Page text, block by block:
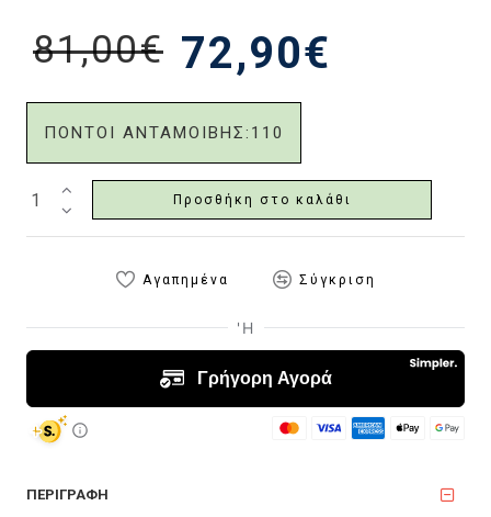
72,90€
81,00€
ΠΟΝΤΟΙ ΑΝΤΑΜΟΙΒΗΣ: 110
Προσθήκη στο καλάθι
Αγαπημένα Σύγκριση
ΠΕΡΙΓΡΑΦΗ